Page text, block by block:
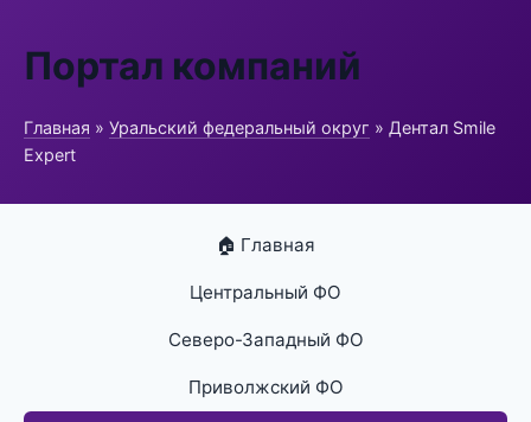
Портал компаний
Главная » Уральский федеральный округ » Дентал Smile
Expert
🏠 Главная
Центральный ФО
Северо-Западный ФО
Приволжский ФО